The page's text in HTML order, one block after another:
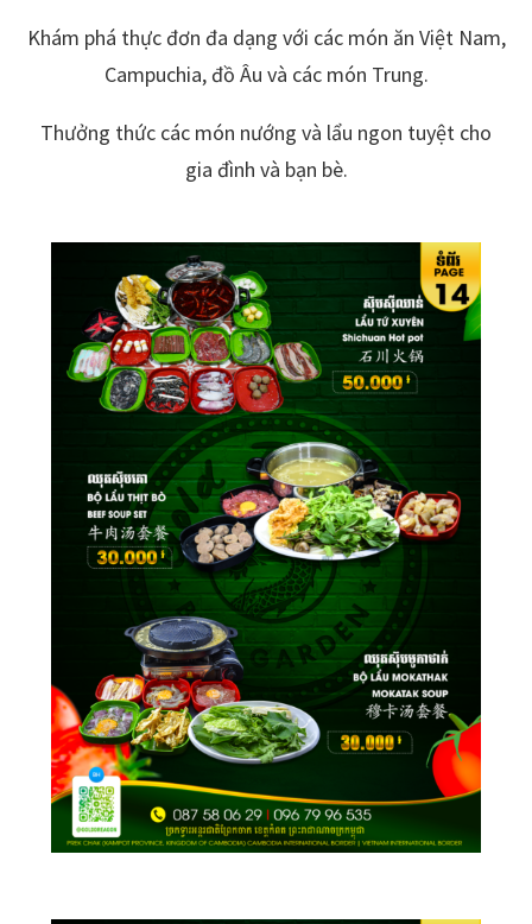
Khám phá thực đơn đa dạng với các món ăn Việt Nam,
Campuchia, đồ Âu và các món Trung.
Thưởng thức các món nướng và lẩu ngon tuyệt cho
gia đình và bạn bè.